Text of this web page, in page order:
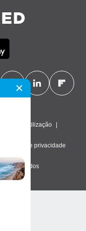
Termos de utilização
de privacidade
reservados